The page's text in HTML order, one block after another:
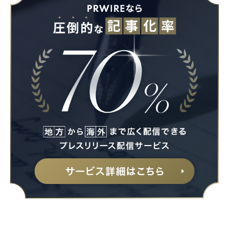
Japanese